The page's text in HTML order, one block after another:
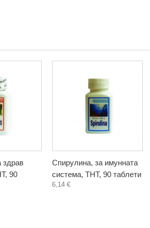
здрав
90
Спирулина, за имунната
система, ТНТ, 90 таблети
6,14 €